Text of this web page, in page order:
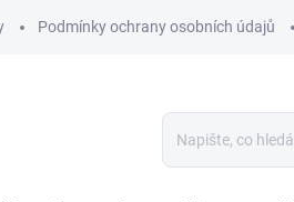
Podmínky ochrany osobních údajů